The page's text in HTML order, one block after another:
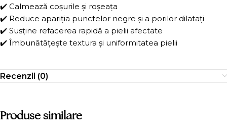
✔️ Calmează coșurile și roșeața
✔️ Reduce apariția punctelor negre și a porilor dilatați
✔️ Susține refacerea rapidă a pielii afectate
✔️ Îmbunătățește textura și uniformitatea pielii
Recenzii (0)
Produse similare